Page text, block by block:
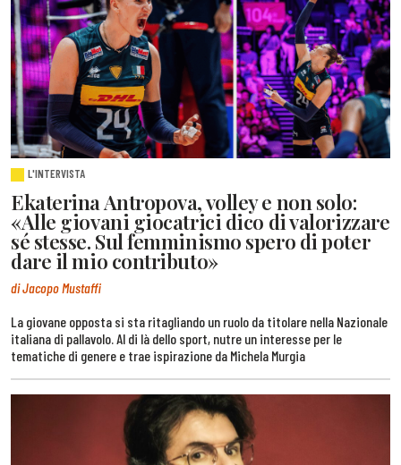
L'INTERVISTA
Ekaterina Antropova, volley e non solo:
«Alle giovani giocatrici dico di valorizzare
sé stesse. Sul femminismo spero di poter
dare il mio contributo»
di Jacopo Mustaffi
La giovane opposta si sta ritagliando un ruolo da titolare nella Nazionale
italiana di pallavolo. Al di là dello sport, nutre un interesse per le
tematiche di genere e trae ispirazione da Michela Murgia